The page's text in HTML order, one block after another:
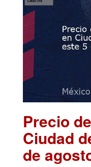
Precio
Ciudad
de